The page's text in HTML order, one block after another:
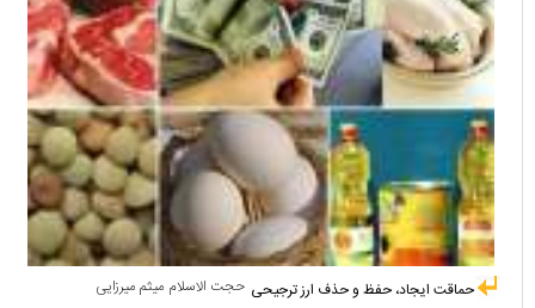
حجت الاسلام میثم میرزایی حماقت ایجاد، حفظ و حذف ارز ترجیحی